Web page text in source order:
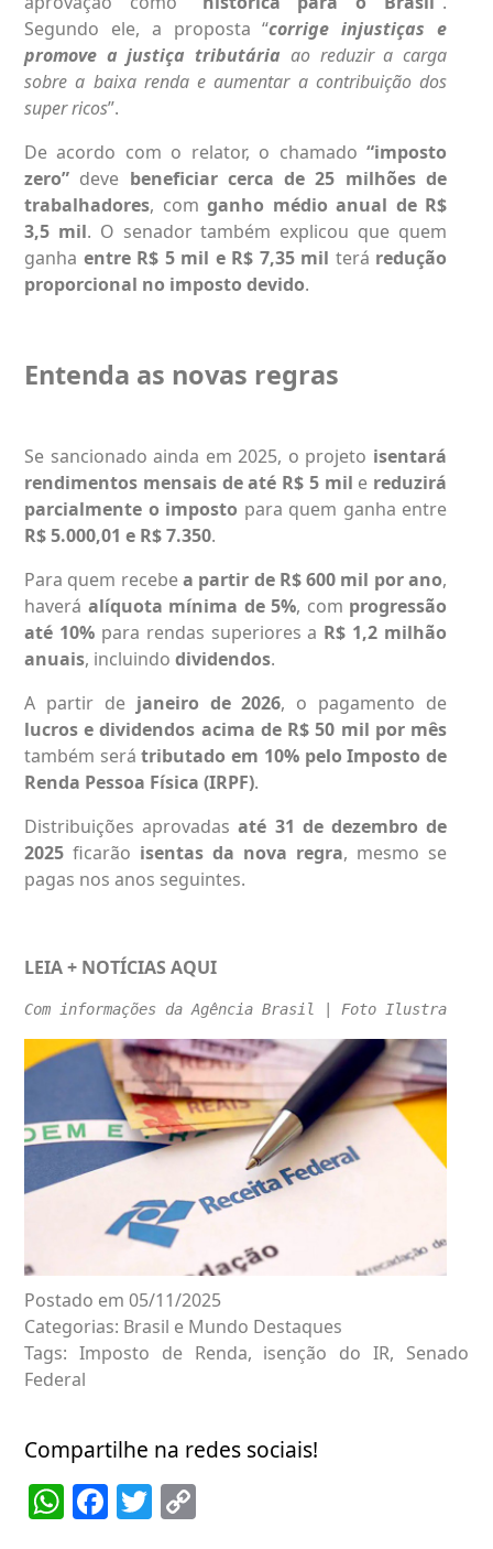
Segundo ele, a proposta “corrige injustiças e
promove a justiça tributária ao reduzir a carga
sobre a baixa renda e aumentar a contribuição dos
super ricos”.
De acordo com o relator, o chamado “imposto
zero” deve beneficiar cerca de 25 milhões de
trabalhadores, com ganho médio anual de R$
3,5 mil. O senador também explicou que quem
ganha entre R$ 5 mil e R$ 7,35 mil terá redução
proporcional no imposto devido.
Entenda as novas regras
Se sancionado ainda em 2025, o projeto isentará
rendimentos mensais de até R$ 5 mil e reduzirá
parcialmente o imposto para quem ganha entre
R$ 5.000,01 e R$ 7.350.
Para quem recebea partir de R$ 600 mil por ano,
haverá alíquota mínima de 5%, com progressão
até 10%para rendas superiores a R$ 1,2 milhão
anuais, incluindo dividendos.
A partir de janeiro de 2026, o pagamento de
lucros e dividendos acima de R$ 50 mil por mês
também serátributado em 10% pelo Imposto de
Renda Pessoa Física (IRPF).
Distribuições aprovadasaté 31 de dezembro de
2025 ficarão isentas da nova regra, mesmo se
pagas nos anos seguintes.
LEIA + NOTÍCIAS AQUI
Com informações da Agência Brasil | Foto Ilustrativa
Postado em 05/11/2025
Categorias: Brasil e Mundo Destaques
Tags: Imposto de Renda, isenção do IR, Senado
Federal
Compartilhe na redes sociais!
WhatsApp
Facebook
Twitter